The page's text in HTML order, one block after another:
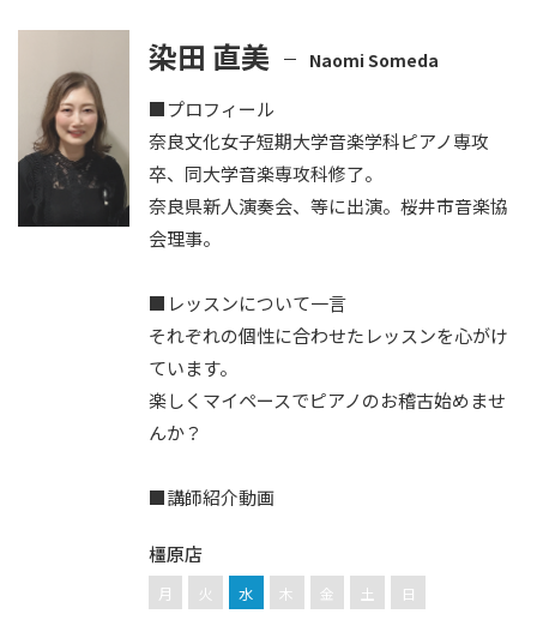
染田 直美 Naomi Someda
■プロフィール
奈良文化女子短期大学音楽学科ピアノ専攻
卒、同大学音楽専攻科修了。
奈良県新人演奏会、等に出演。桜井市音楽協
会理事。
■レッスンについて一言
それぞれの個性に合わせたレッスンを心がけ
ています。
楽しくマイペースでピアノのお稽古始めませ
んか？
■講師紹介動画
橿原店
月 火 水 木 金 土 日